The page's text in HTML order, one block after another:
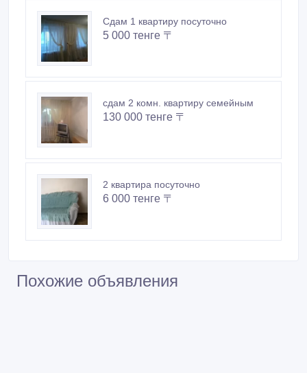
Cдам 1 квартиру посуточно
5 000 тенге 〒
сдам 2 комн. квартиру семейным
130 000 тенге 〒
2 квартира посуточно
6 000 тенге 〒
Похожие объявления